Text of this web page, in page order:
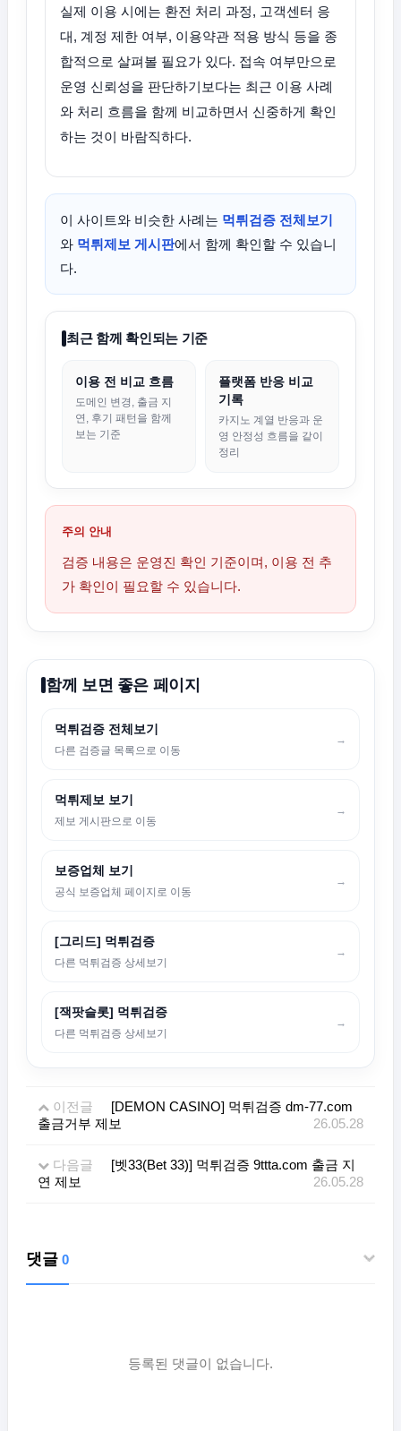
실제 이용 시에는 환전 처리 과정, 고객센터 응
대, 계정 제한 여부, 이용약관 적용 방식 등을 종
합적으로 살펴볼 필요가 있다. 접속 여부만으로
운영 신뢰성을 판단하기보다는 최근 이용 사례
와 처리 흐름을 함께 비교하면서 신중하게 확인
하는 것이 바람직하다.
이 사이트와 비슷한 사례는 먹튀검증 전체보기
와 먹튀제보 게시판에서 함께 확인할 수 있습니
다.
최근 함께 확인되는 기준
이용 전 비교 흐름
도메인 변경, 출금 지
연, 후기 패턴을 함께
보는 기준
플랫폼 반응 비교
기록
카지노 계열 반응과 운
영 안정성 흐름을 같이
정리
주의 안내
검증 내용은 운영진 확인 기준이며, 이용 전 추
가 확인이 필요할 수 있습니다.
함께 보면 좋은 페이지
먹튀검증 전체보기
다른 검증글 목록으로 이동
→
먹튀제보 보기
제보 게시판으로 이동
→
보증업체 보기
공식 보증업체 페이지로 이동
→
[그리드] 먹튀검증
다른 먹튀검증 상세보기
→
[잭팟슬롯] 먹튀검증
다른 먹튀검증 상세보기
→
이전글
[DEMON CASINO] 먹튀검증 dm-77.com
출금거부 제보
26.05.28
다음글
[벳33(Bet 33)] 먹튀검증 9ttta.com 출금 지
연 제보
26.05.28
댓글 0
등록된 댓글이 없습니다.